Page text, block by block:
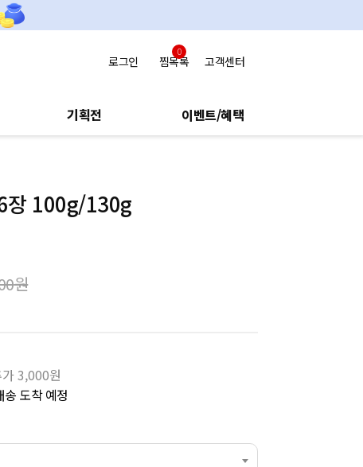
로그인
0
찜목록 고객센터
기획전 이벤트/혜택
장 100g/130g
원
3,000원
송 도착 예정